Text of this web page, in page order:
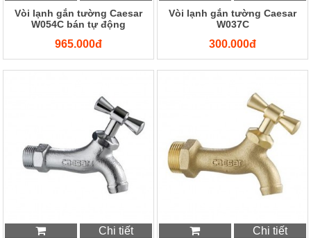
Vòi lạnh gắn tường Caesar
W054C bán tự động
965.000đ
Vòi lạnh gắn tường Caesar
W037C
300.000đ
Chi tiết Chi tiết